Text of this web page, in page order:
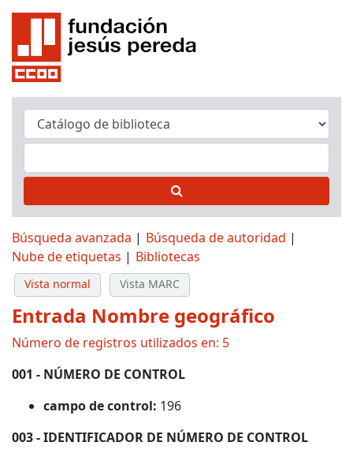
Búsqueda avanzada
Búsqueda de autoridad
Nube de etiquetas
Bibliotecas
Vista normal Vista MARC
Entrada Nombre geográfico
Número de registros utilizados en: 5
001 - NÚMERO DE CONTROL
campo de control: 196
003 - IDENTIFICADOR DE NÚMERO DE CONTROL